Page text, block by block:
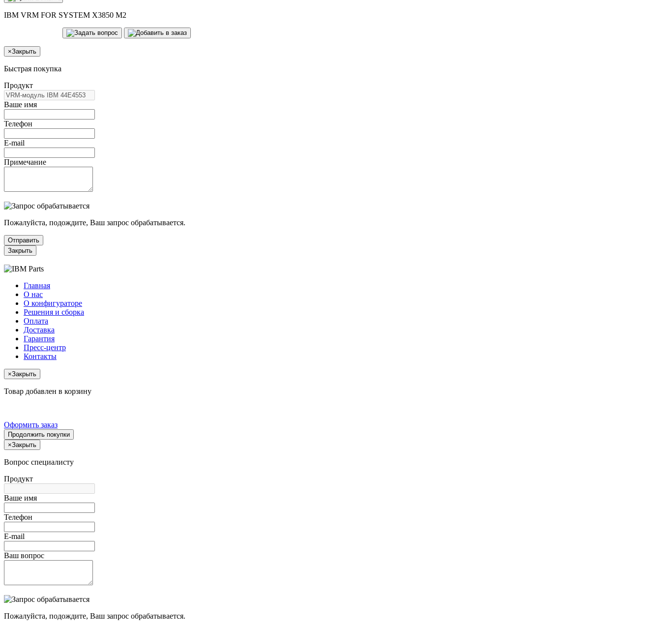
IBM VRM FOR SYSTEM X3850 M2
×Закрыть
Быстрая покупка
Продукт
Ваше имя
Телефон
E-mail
Примечание
Пожалуйста, подождите, Ваш запрос обрабатывается.
Отправить
Закрыть
Главная
О нас
О конфигураторе
Решения и сборка
Оплата
Доставка
Гарантия
Пресс-центр
Контакты
×Закрыть
Товар добавлен в корзину
Оформить заказ
Продолжить покупки
×Закрыть
Вопрос специалисту
Продукт
Ваше имя
Телефон
E-mail
Ваш вопрос
Пожалуйста, подождите, Ваш запрос обрабатывается.